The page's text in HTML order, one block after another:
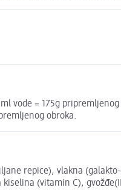
vode = 175g
obroka.
repice), vlakna
(vitamin C),